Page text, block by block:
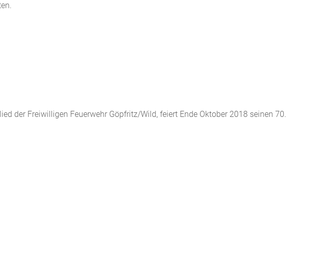
der Freiwilligen Feuerwehr Göpfritz/Wild, feiert Ende Oktober 2018 seinen 70.